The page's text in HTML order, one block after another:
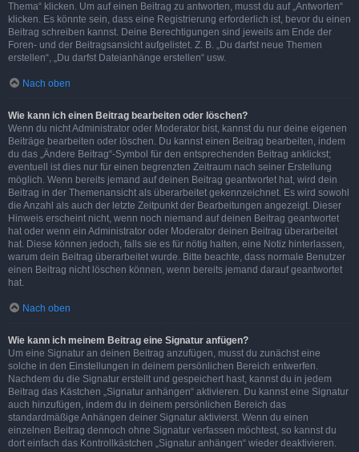
Thema“ klicken. Um auf einen Beitrag zu antworten, musst du auf „Antworten“
klicken. Es könnte sein, dass eine Registrierung erforderlich ist, bevor du einen
Beitrag schreiben kannst. Deine Berechtigungen sind jeweils am Ende der
Foren- und der Beitragsansicht aufgelistet. Z. B. „Du darfst neue Themen
erstellen“, „Du darfst Dateianhänge erstellen“ usw.
Nach oben
Wie kann ich einen Beitrag bearbeiten oder löschen?
Wenn du nicht Administrator oder Moderator bist, kannst du nur deine eigenen
Beiträge bearbeiten oder löschen. Du kannst einen Beitrag bearbeiten, indem
du das „Ändere Beitrag“-Symbol für den entsprechenden Beitrag anklickst;
eventuell ist dies nur für einen begrenzten Zeitraum nach seiner Erstellung
möglich. Wenn bereits jemand auf deinen Beitrag geantwortet hat, wird dein
Beitrag in der Themenansicht als überarbeitet gekennzeichnet. Es wird sowohl
die Anzahl als auch der letzte Zeitpunkt der Bearbeitungen angezeigt. Dieser
Hinweis erscheint nicht, wenn noch niemand auf deinen Beitrag geantwortet
hat oder wenn ein Administrator oder Moderator deinen Beitrag überarbeitet
hat. Diese können jedoch, falls sie es für nötig halten, eine Notiz hinterlassen,
warum dein Beitrag überarbeitet wurde. Bitte beachte, dass normale Benutzer
einen Beitrag nicht löschen können, wenn bereits jemand darauf geantwortet
hat.
Nach oben
Wie kann ich meinem Beitrag eine Signatur anfügen?
Um eine Signatur an deinen Beitrag anzufügen, musst du zunächst eine
solche in den Einstellungen in deinem persönlichen Bereich entwerfen.
Nachdem du die Signatur erstellt und gespeichert hast, kannst du in jedem
Beitrag das Kästchen „Signatur anhängen“ aktivieren. Du kannst eine Signatur
auch hinzufügen, indem du in deinem persönlichen Bereich das
standardmäßige Anhängen deiner Signatur aktivierst. Wenn du einen
einzelnen Beitrag dennoch ohne Signatur verfassen möchtest, so kannst du
dort einfach das Kontrollkästchen „Signatur anhängen“ wieder deaktivieren.